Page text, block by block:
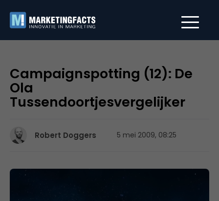
Campaignspotting (12): De
Ola
Tussendoortjesvergelijker
Robert Doggers 5 mei 2009, 08:25